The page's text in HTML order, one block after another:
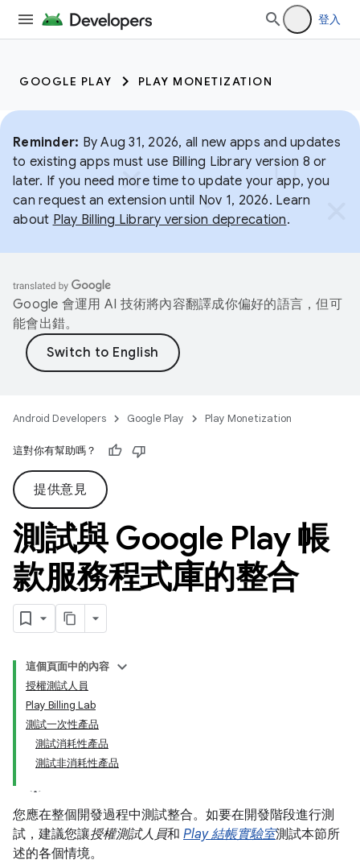
登入
GOOGLE PLAY PLAY MONETIZATION
Reminder: By Aug 31, 2026, all new apps and updates
to existing apps must use Billing Library version 8 or
later. If you need more time to update your app, you
can request an extension until Nov 1, 2026. Learn
about Play Billing Library version deprecation.
Google 會運用 AI 技術將內容翻譯成你偏好的語言，但可
能會出錯。
Android Developers Google Play Play Monetization
這對你有幫助嗎？
提供意見
測試與 Google Play 帳
款服務程式庫的整合
這個頁面中的內容
授權測試人員
Play Billing Lab
測試一次性產品
測試消耗性產品
測試非消耗性產品
您應在整個開發過程中測試整合。如要在開發階段進行測
試，建議您讓授權測試人員和 Play 結帳實驗室測試本節所
述的各個情境。